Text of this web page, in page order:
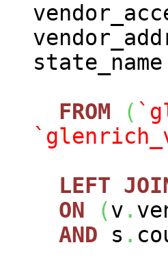
state_name
FROM
(
LEFT
ON
(v .
AND s .